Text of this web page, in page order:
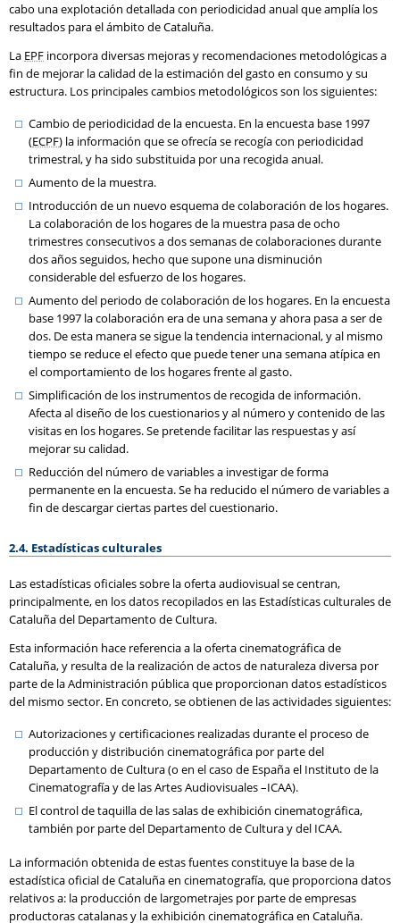
cabo una explotación detallada con periodicidad anual que amplía los
resultados para el ámbito de Cataluña.
La EPF incorpora diversas mejoras y recomendaciones metodológicas a
fin de mejorar la calidad de la estimación del gasto en consumo y su
estructura. Los principales cambios metodológicos son los siguientes:
Cambio de periodicidad de la encuesta. En la encuesta base 1997
(ECPF) la información que se ofrecía se recogía con periodicidad
trimestral, y ha sido substituida por una recogida anual.
Aumento de la muestra.
Introducción de un nuevo esquema de colaboración de los hogares.
La colaboración de los hogares de la muestra pasa de ocho
trimestres consecutivos a dos semanas de colaboraciones durante
dos años seguidos, hecho que supone una disminución
considerable del esfuerzo de los hogares.
Aumento del periodo de colaboración de los hogares. En la encuesta
base 1997 la colaboración era de una semana y ahora pasa a ser de
dos. De esta manera se sigue la tendencia internacional, y al mismo
tiempo se reduce el efecto que puede tener una semana atípica en
el comportamiento de los hogares frente al gasto.
Simplificación de los instrumentos de recogida de información.
Afecta al diseño de los cuestionarios y al número y contenido de las
visitas en los hogares. Se pretende facilitar las respuestas y así
mejorar su calidad.
Reducción del número de variables a investigar de forma
permanente en la encuesta. Se ha reducido el número de variables a
fin de descargar ciertas partes del cuestionario.
2.4. Estadísticas culturales
Las estadísticas oficiales sobre la oferta audiovisual se centran,
principalmente, en los datos recopilados en las Estadísticas culturales de
Cataluña del Departamento de Cultura.
Esta información hace referencia a la oferta cinematográfica de
Cataluña, y resulta de la realización de actos de naturaleza diversa por
parte de la Administración pública que proporcionan datos estadísticos
del mismo sector. En concreto, se obtienen de las actividades siguientes:
Autorizaciones y certificaciones realizadas durante el proceso de
producción y distribución cinematográfica por parte del
Departamento de Cultura (o en el caso de España el Instituto de la
Cinematografía y de las Artes Audiovisuales –ICAA).
El control de taquilla de las salas de exhibición cinematográfica,
también por parte del Departamento de Cultura y del ICAA.
La información obtenida de estas fuentes constituye la base de la
estadística oficial de Cataluña en cinematografía, que proporciona datos
relativos a: la producción de largometrajes por parte de empresas
productoras catalanas y la exhibición cinematográfica en Cataluña.